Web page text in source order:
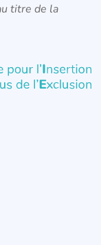
titre de la